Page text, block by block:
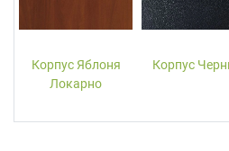
Корпус Яблоня
Локарно
Корпус